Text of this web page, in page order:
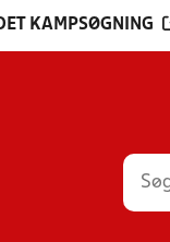
KAMPSØGNING